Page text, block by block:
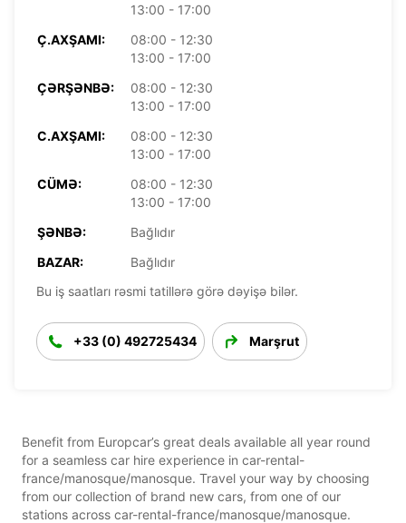
13:00 - 17:00
Ç.AXŞAMI:
08:00 - 12:30
13:00 - 17:00
ÇƏRŞƏNBƏ:
08:00 - 12:30
13:00 - 17:00
C.AXŞAMI:
08:00 - 12:30
13:00 - 17:00
CÜMƏ:
08:00 - 12:30
13:00 - 17:00
ŞƏNBƏ:
Bağlıdır
BAZAR:
Bağlıdır
Bu iş saatları rəsmi tatillərə görə dəyişə bilər.
+33 (0) 492725434 Marşrut
Benefit from Europcar’s great deals available all year round
for a seamless car hire experience in car-rental-
france/manosque/manosque. Travel your way by choosing
from our collection of brand new cars, from one of our
stations across car-rental-france/manosque/manosque.